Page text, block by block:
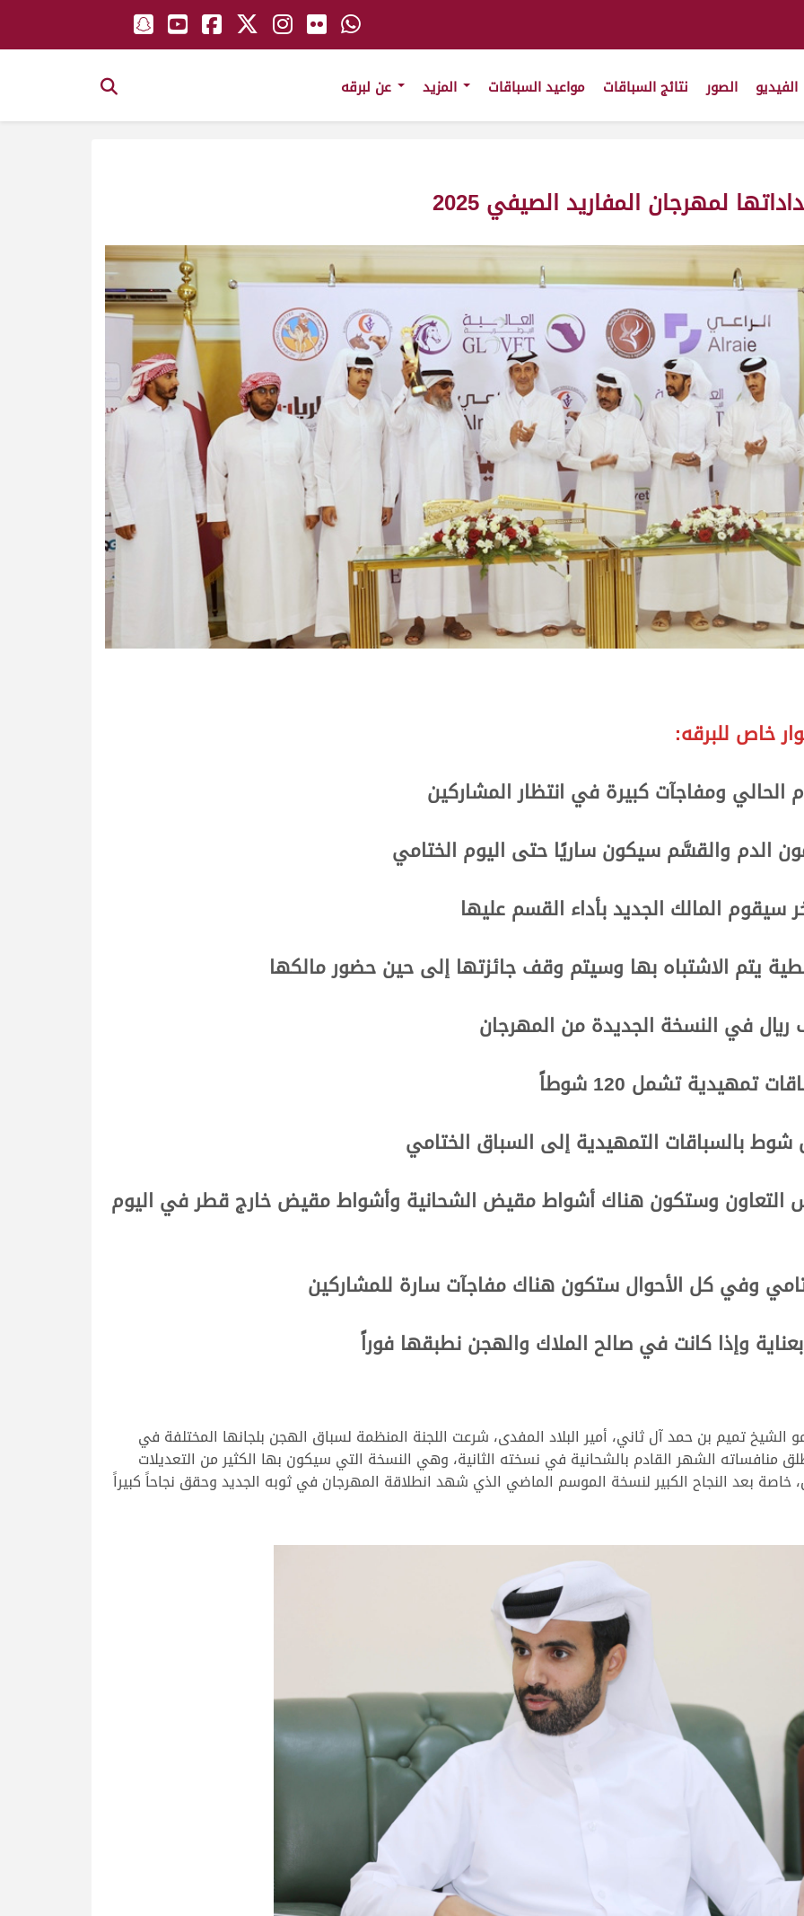
الصور نتائج السباقات مواعيد السباقات
لمهرجان المفاريد الصيفي 2025
خاص للبرقه:
ومفاجآت كبيرة في انتظار المشاركين
الدم والقسَّم سيكون ساريًا حتى اليوم الختامي
المالك الجديد بأداء القسم عليها
يتم الاشتباه بها وسيتم وقف جائزتها إلى حين حضور مالكها
بالسباقات التمهيدية إلى السباق الختامي
التعاون وستكون هناك أشواط مقيض الشحانية وأشواط مقيض خارج قطر في اليوم
وفي كل الأحوال ستكون هناك مفاجآت سارة للمشاركين
وإذا كانت في صالح الملاك والهجن نطبقها فوراً
تميم بن حمد آل ثاني، أمير البلاد المفدى، شرعت اللجنة المنظمة لسباق الهجن بلجانها المختلفة في
منافساته الشهر القادم بالشحانية في نسخته الثانية، وهي النسخة التي سيكون بها الكثير من التعديلات
بعد النجاح الكبير لنسخة الموسم الماضي الذي شهد انطلاقة المهرجان في ثوبه الجديد وحقق نجاحاً كبيراً